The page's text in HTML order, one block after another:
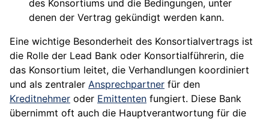
des Konsortiums und die Bedingungen, unter
denen der Vertrag gekündigt werden kann.
Eine wichtige Besonderheit des Konsortialvertrags ist
die Rolle der Lead Bank oder Konsortialführerin, die
das Konsortium leitet, die Verhandlungen koordiniert
und als zentraler Ansprechpartner für den
Kreditnehmer oder Emittenten fungiert. Diese Bank
übernimmt oft auch die Hauptverantwortung für die